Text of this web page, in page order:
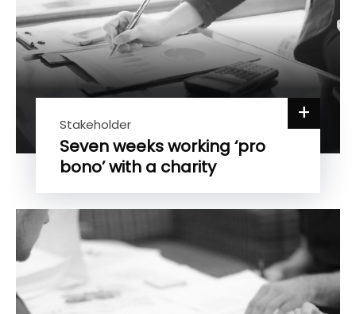
+
Stakeholder
Seven weeks working ‘pro
bono’ with a charity